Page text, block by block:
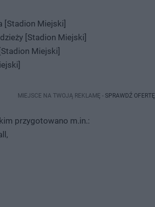
[Stadion Miejski]
[Stadion Miejski]
Miejski]
MIEJSCE NA TWOJĄ REKLAMĘ - SPRAWDŹ OFERTĘ
przygotowano m.in.: